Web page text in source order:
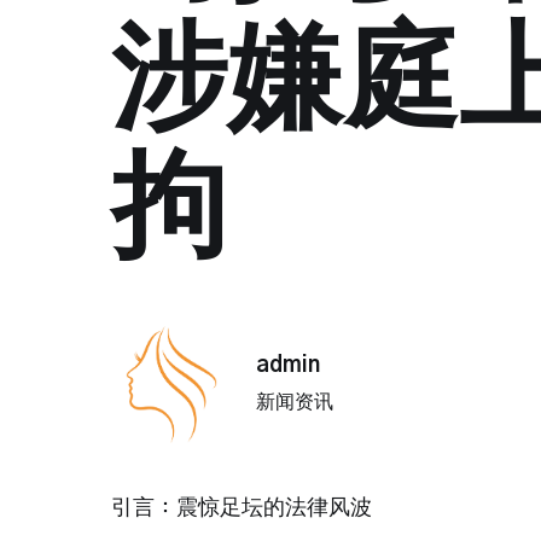
涉嫌庭
拘
admin
新闻资讯
引言：震惊足坛的法律风波